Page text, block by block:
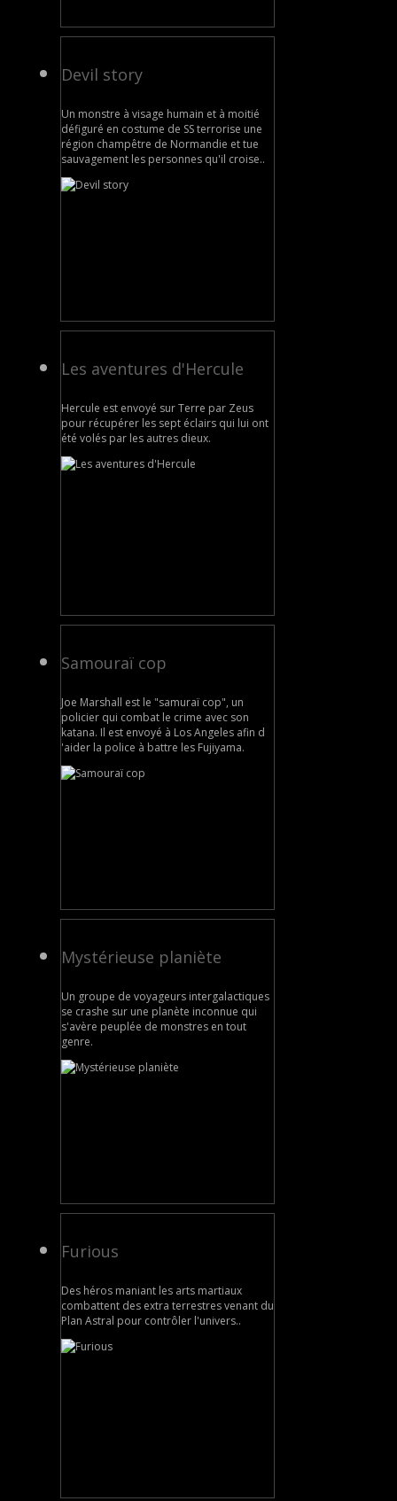
Devil story
Un monstre à visage humain et à moitié
défiguré en costume de SS terrorise une
région champêtre de Normandie et tue
sauvagement les personnes qu'il croise..
Les aventures d'Hercule
Hercule est envoyé sur Terre par Zeus
pour récupérer les sept éclairs qui lui ont
été volés par les autres dieux.
Samouraï cop
Joe Marshall est le "samuraï cop", un
policier qui combat le crime avec son
katana. Il est envoyé à Los Angeles afin d
'aider la police à battre les Fujiyama.
Mystérieuse planiète
Un groupe de voyageurs intergalactiques
se crashe sur une planète inconnue qui
s'avère peuplée de monstres en tout
genre.
Furious
Des héros maniant les arts martiaux
combattent des extra terrestres venant du
Plan Astral pour contrôler l'univers..